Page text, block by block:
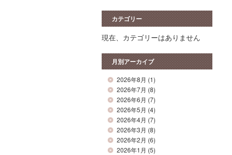
カテゴリー
現在、カテゴリーはありません
月別アーカイブ
2026年8月 (1)
2026年7月 (8)
2026年6月 (7)
2026年5月 (4)
2026年4月 (7)
2026年3月 (8)
2026年2月 (6)
2026年1月 (5)